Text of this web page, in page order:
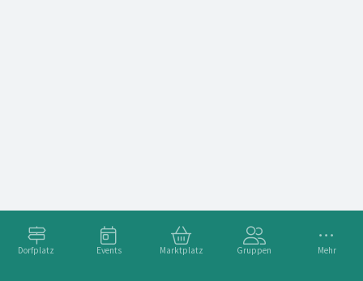
Dorfplatz Events Marktplatz Gruppen Mehr